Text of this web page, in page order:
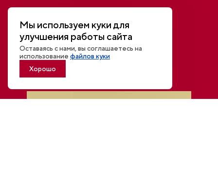
Афиша
Новости
Открытый диалог
Трансляции и видео
Для СМИ
Мы используем куки для
улучшения работы сайта
Оставаясь с нами, вы соглашаетесь на
использованиефайлов куки
Хорошо